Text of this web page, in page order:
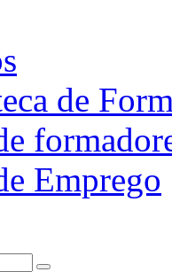
de
Emprego